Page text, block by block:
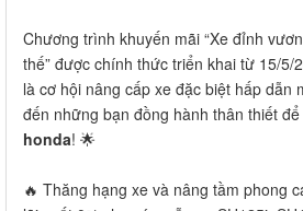
Chương trình khuyến mãi “Xe đỉnh
thế” được chính thức triển khai từ 15/5/
là cơ hội nâng cấp xe đặc biệt hấp dẫn
đến những bạn đồng hành thân thiết để
honda! 🌟
🔥 Thăng hạng xe và nâng tầm phong